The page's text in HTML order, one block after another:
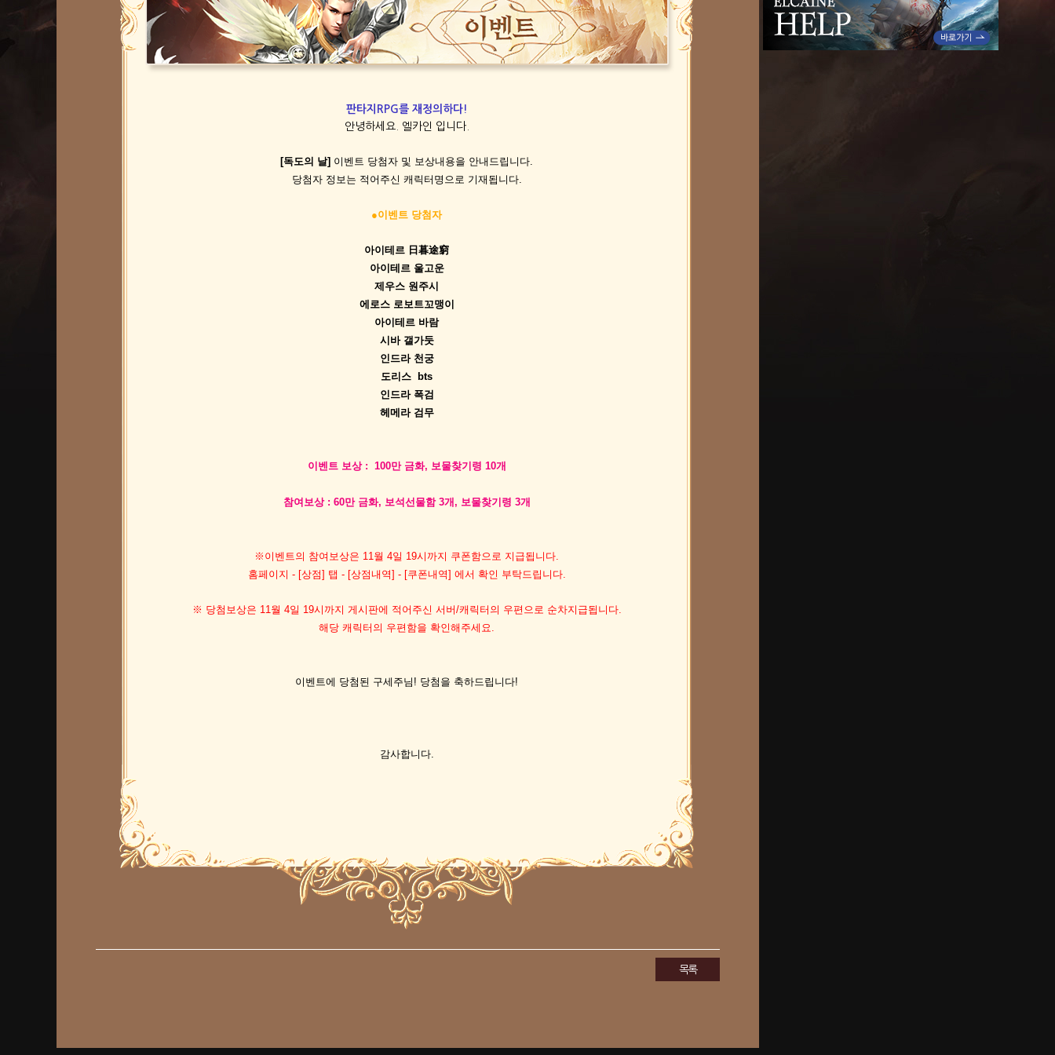
판타지RPG를 재정의하다!
안녕하세요. 엘카인 입니다.
[독도의 날] 이벤트 당첨자 및 보상내용을 안내드립니다.
당첨자 정보는 적어주신 캐릭터명으로 기재됩니다.
●이벤트 당첨자
아이테르 日暮途窮
아이테르 울고운
제우스 원주시
에로스 로보트꼬맹이
아이테르 바람
시바 갤가둣
인드라 천궁
도리스 bts
인드라 폭검
헤메라 검무
이벤트 보상 : 100만 금화, 보물찾기령 10개
참여보상 : 60만 금화, 보석선물함 3개, 보물찾기령 3개
※이벤트의 참여보상은 11월 4일 19시까지 쿠폰함으로 지급됩니다.
홈페이지 - [상점] 탭 - [상점내역] - [쿠폰내역] 에서 확인 부탁드립니다.
※ 당첨보상은 11월 4일 19시까지 게시판에 적어주신 서버/캐릭터의 우편으로 순차지급됩니다.
해당 캐릭터의 우편함을 확인해주세요.
이벤트에 당첨된 구세주님! 당첨을 축하드립니다!
감사합니다.
목록